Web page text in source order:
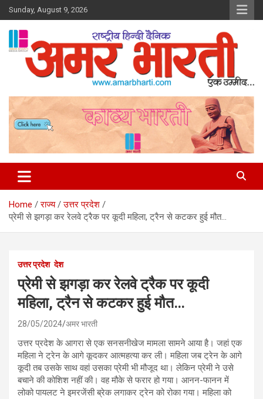
Skip
to
content
Sunday, August 9, 2026
Amar Bharti Media Group
Home राज्य
उत्तर प्रदेश
प्रेमी से झगड़ा कर रेलवे ट्रैक पर कूदी महिला, ट्रैन से कटकर हुई मौत…
उत्तर प्रदेश देश
प्रेमी से झगड़ा कर रेलवे ट्रैक पर कूदी
महिला, ट्रैन से कटकर हुई मौत…
28/05/2024 अमर भारती
उत्तर प्रदेश के आगरा से एक सनसनीखेज मामला सामने आया है। जहां एक
महिला ने ट्रेन के आगे कूदकर आत्महत्या कर ली। महिला जब ट्रेन के आगे
कूदी तब उसके साथ वहां उसका प्रेमी भी मौजूद था। लेकिन प्रेमी ने उसे
बचाने की कोशिश नहीं की। वह मौके से फरार हो गया। आनन-फानन में
लोको पायलट ने इमरजेंसी ब्रेक लगाकर ट्रेन को रोका गया। महिला को